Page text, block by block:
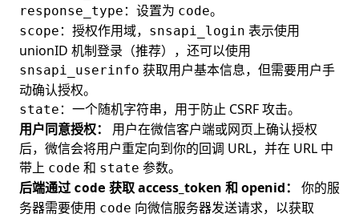
response_type ：设置为 code。
scope ：授权作用域， snsapi_login 表示使用
unionID 机制登录（推荐），还可以使用
snsapi_userinfo 获取用户基本信息，但需要用户手
动确认授权。
state ：一个随机字符串，用于防止 CSRF 攻击。
用户同意授权：
用户在微信客户端或网页上确认授权
后，微信会将用户重定向到你的回调 URL，并在 URL 中
带上 code 和 state 参数。
后端通过 code 获取 access_token 和 openid：
你的服
务器需要使用 code 向微信服务器发送请求，以获取